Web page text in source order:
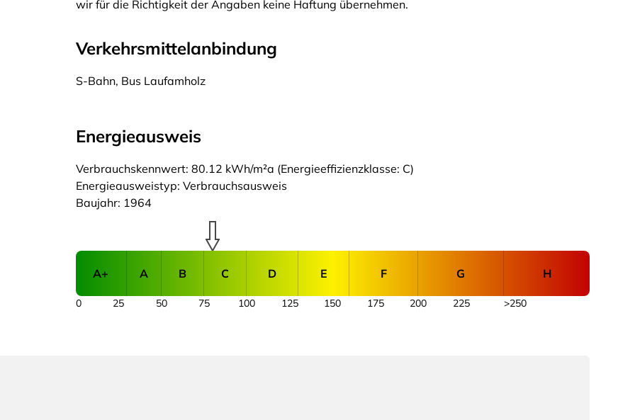
wir für die Richtigkeit der Angaben keine Haftung übernehmen.
Verkehrsmittelanbindung
S-Bahn, Bus Laufamholz
Energieausweis
Verbrauchskennwert: 80.12 kWh/m²a (Energieeffizienzklasse: C)
Energieausweistyp: Verbrauchsausweis
Baujahr: 1964
A+ A B C D E F G H
25 50 75 100 125 150 175 200 225
0 >250